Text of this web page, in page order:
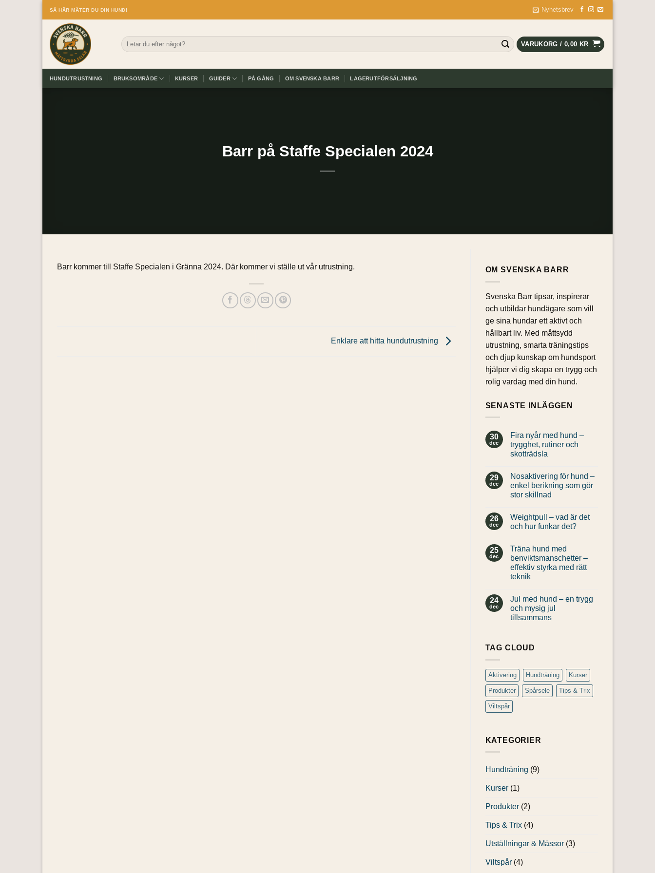
Skip
to
content
SÅ HÄR MÄTER DU DIN HUND! Nyhetsbrev
Sök
efter:
VARUKORG / 0,00 KR
HUNDUTRUSTNING BRUKSOMRÅDE KURSER GUIDER PÅ GÅNG OM SVENSKA BARR LAGERUTFÖRSÄLJNING
Barr på Staffe Specialen 2024
Barr kommer till Staffe Specialen i Gränna 2024. Där kommer vi ställe ut vår utrustning.
Enklare att hitta hundutrustning
OM SVENSKA BARR
Svenska Barr tipsar, inspirerar
och utbildar hundägare som vill
ge sina hundar ett aktivt och
hållbart liv. Med måttsydd
utrustning, smarta träningstips
och djup kunskap om hundsport
hjälper vi dig skapa en trygg och
rolig vardag med din hund.
SENASTE INLÄGGEN
30
dec
Fira nyår med hund –
trygghet, rutiner och
skotträdsla
till
nyår
med
trygghet,
rutiner
och
29
dec
Nosaktivering för hund –
enkel berikning som gör
stor skillnad
till
Nosaktivering
för
enkel
berikning
som
gör
stor
skillnad
26
dec
Weightpull – vad är det
och hur funkar det?
till
Weightpull
–
vad
är
det
funkar
det?
25
dec
Träna hund med
benviktsmanschetter –
effektiv styrka med rätt
teknik
till
Träna
hund
med
med
24
dec
Jul med hund – en trygg
och mysig jul
tillsammans
Jul
med
en
trygg
och
mysig
jul
tillsammans
TAG CLOUD
Aktivering Hundträning Kurser
Produkter Spårsele Tips & Trix
Viltspår
KATEGORIER
Hundträning (9)
Kurser(1)
Produkter(2)
Tips & Trix(4)
Utställningar & Mässor(3)
Viltspår(4)